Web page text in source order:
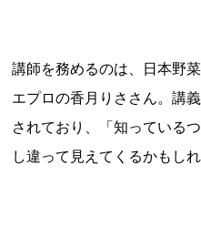
講師を務めるのは、日本野
エプロの香月りささん。講
されており、「知っている
し違って見えてくるかもしれ